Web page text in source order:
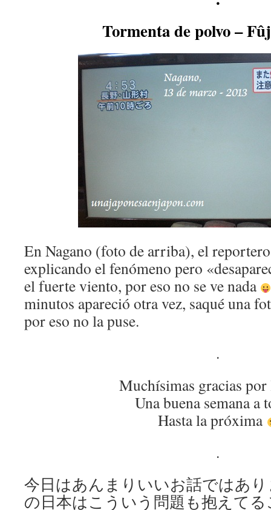
Tormenta de polvo –
En Nagano (foto de arriba), el
explicando el fenómeno pero
el fuerte viento, por eso no se ve nada
minutos apareció otra vez, saqué una
por eso no la puse.
.
Muchísimas gracias por
Una buena semana a
Hasta la próxima
.
今日はあんまりいいお話ではあ
の日本はこういう問題も抱えて